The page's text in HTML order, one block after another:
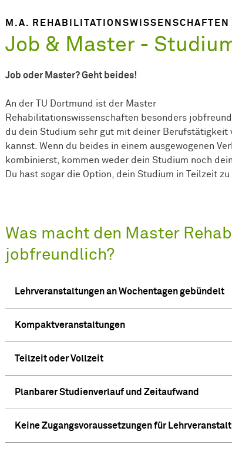
M.A. REHABILITATIONSWISSENSCHAFTEN
Job & Master -
Job oder Master? Geht beides!
An der TU Dortmund ist der Master
Rehabilitationswissenschaften besonders
du dein Studium sehr gut mit deiner Berufstätigkeit
kannst. Wenn du beides in einem ausgewogenen
kombinierst, kommen weder dein Studium noch
Du hast sogar die Option, dein Studium in Teilzeit zu
Was macht den Master
jobfreundlich?
Lehrveranstaltungen an Wochentagen gebündelt
Kompaktveranstaltungen
Teilzeit oder Vollzeit
Planbarer Studienverlauf und Zeitaufwand
Keine Zugangsvoraussetzungen für